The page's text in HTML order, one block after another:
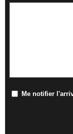
Me notifier